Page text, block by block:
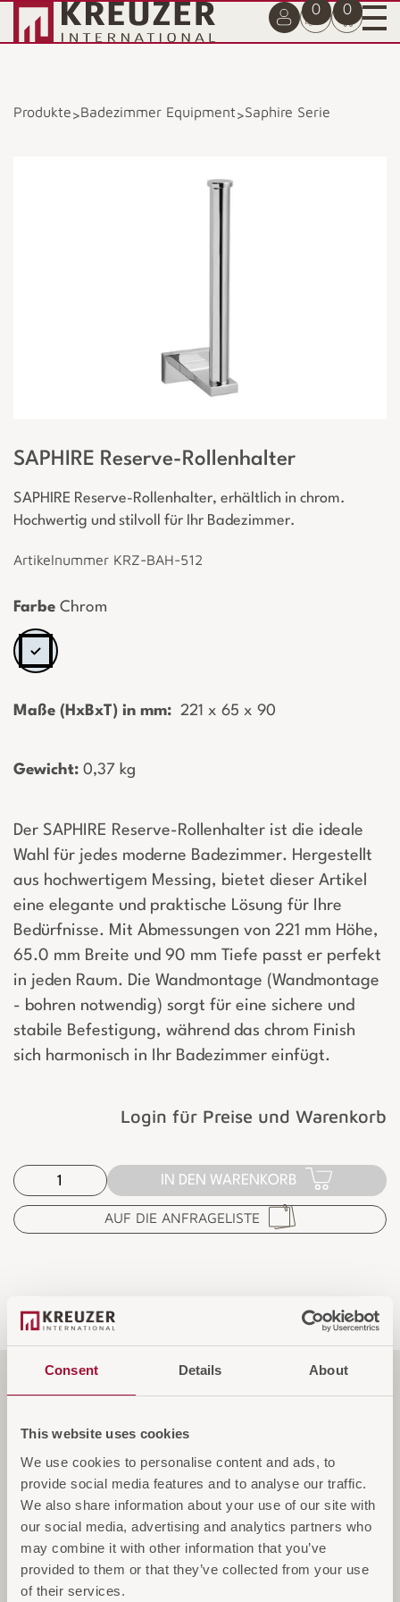
Consent Details About
This website uses cookies
We use cookies to personalise content and ads, to
provide social media features and to analyse our traffic.
We also share information about your use of our site with
our social media, advertising and analytics partners who
may combine it with other information that you’ve
provided to them or that they’ve collected from your use
of their services.
0 0
Produkte>Badezimmer Equipment>Saphire Serie
SAPHIRE Reserve-Rollenhalter
SAPHIRE Reserve-Rollenhalter, erhältlich in chrom.
Hochwertig und stilvoll für Ihr Badezimmer.
Artikelnummer KRZ-BAH-512
Farbe Chrom
Maße (HxBxT) in mm: ­ 221 x 65 x 90
Gewicht: ­0,37 kg
Der SAPHIRE Reserve-Rollenhalter ist die ideale
Wahl für jedes moderne Badezimmer. Hergestellt
aus hochwertigem Messing, bietet dieser Artikel
eine elegante und praktische Lösung für Ihre
Bedürfnisse. Mit Abmessungen von 221 mm Höhe,
65.0 mm Breite und 90 mm Tiefe passt er perfekt
in jeden Raum. Die Wandmontage (Wandmontage
- bohren notwendig) sorgt für eine sichere und
stabile Befestigung, während das chrom Finish
sich harmonisch in Ihr Badezimmer einfügt.
Login für Preise und Warenkorb
IN DEN WARENKORB
AUF DIE ANFRAGELISTE
Spezifikationen
Service & Garantie